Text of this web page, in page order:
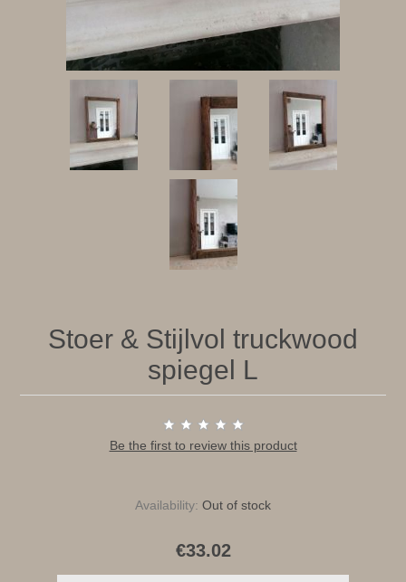
Stoer & Stijlvol truckwood
spiegel L
Be the first to review this product
Availability: Out of stock
€33.02